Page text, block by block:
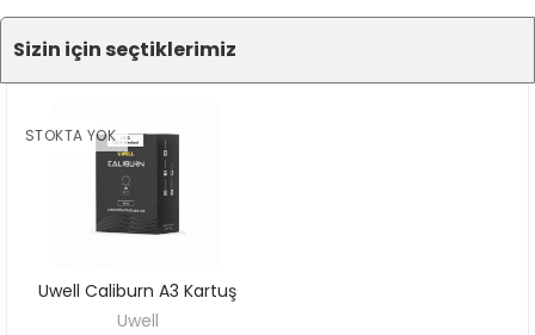
Sizin için seçtiklerimiz​
STOKTA YOK
KEŞFET
Uwell Caliburn A3 Kartuş
Uwell